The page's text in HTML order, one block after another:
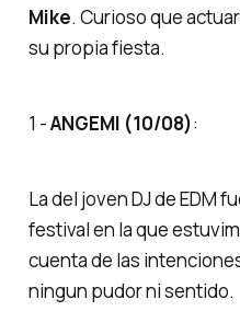
Mike. Curioso que
su propia fiesta.
1 -ANGEMI (10/08):
La del joven DJ de EDM
festival en la que
cuenta de las
ningun pudor ni sentido.